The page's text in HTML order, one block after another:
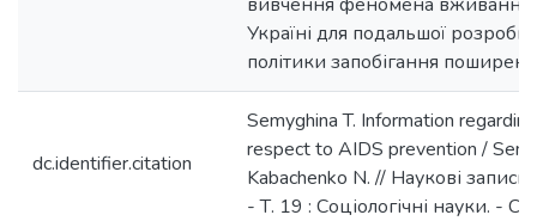
Україні для подальшої
політики запобігання
dc.identifier.citation
Semyghina T. Information
respect to AIDS prevention /
Kabachenko N. // Наукові
- Т. 19 : Соціологічні науки. - С.